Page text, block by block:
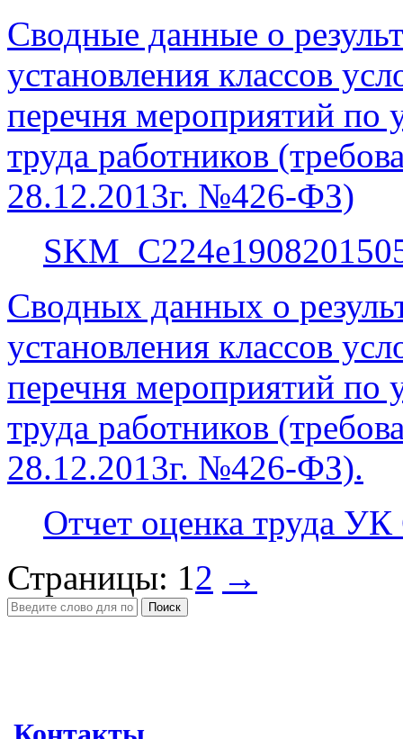
Сводные данные о
установления классов
перечня мероприятий
труда работников
28.12.2013г. №426-ФЗ)
Сводных данных о
установления классов
перечня мероприятий
труда работников
28.12.2013г. №426-ФЗ).
Отчет оценка труда
Страницы: 12 →
Поиск